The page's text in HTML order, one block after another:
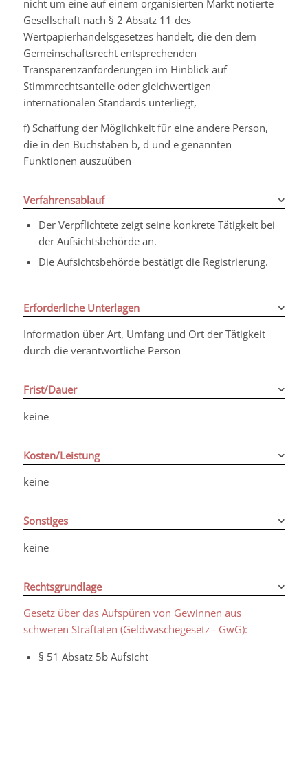
nicht um eine auf einem organisierten Markt notierte
Gesellschaft nach § 2 Absatz 11 des
Wertpapierhandelsgesetzes handelt, die den dem
Gemeinschaftsrecht entsprechenden
Transparenzanforderungen im Hinblick auf
Stimmrechtsanteile oder gleichwertigen
internationalen Standards unterliegt,
f) Schaffung der Möglichkeit für eine andere Person,
die in den Buchstaben b, d und e genannten
Funktionen auszuüben
Verfahrensablauf
Der Verpflichtete zeigt seine konkrete Tätigkeit bei
der Aufsichtsbehörde an.
Die Aufsichtsbehörde bestätigt die Registrierung.
Erforderliche Unterlagen
Information über Art, Umfang und Ort der Tätigkeit
durch die verantwortliche Person
Frist/Dauer
keine
Kosten/Leistung
keine
Sonstiges
keine
Rechtsgrundlage
Gesetz über das Aufspüren von Gewinnen aus
schweren Straftaten (Geldwäschegesetz - GwG):
§ 51 Absatz 5b Aufsicht